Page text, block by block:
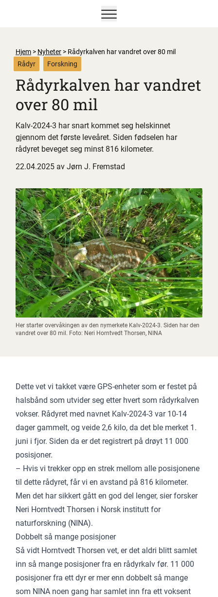
Vis/skjul hovedmeny
Hjem > Nyheter > Rådyrkalven har vandret over 80 mil
Rådyr
Forskning
Rådyrkalven har vandret
over 80 mil
Kalv-2024-3 har snart kommet seg helskinnet
gjennom det første leveåret. Siden fødselen har
rådyret beveget seg minst 816 kilometer.
22.04.2025 av Jørn J. Fremstad
Her starter overvåkingen av den nymerkete Kalv-2024-3. Siden har den
vandret over 80 mil. Foto: Neri Horntvedt Thorsen, NINA
Dette vet vi takket være GPS-enheter som er festet på
halsbånd som utvider seg etter hvert som rådyrkalven
vokser. Rådyret med navnet Kalv-2024-3 var 10-14
dager gammelt, og veide 2,6 kilo, da det ble merket 1.
juni i fjor. Siden da er det registrert på drøyt 11 000
posisjoner.
– Hvis vi trekker opp en strek mellom alle posisjonene
til dette rådyret, får vi en avstand på 816 kilometer.
Men det har sikkert gått en god del lenger, sier forsker
Neri Horntvedt Thorsen i Norsk institutt for
naturforskning (NINA).
Dobbelt så mange posisjoner
Så vidt Horntvedt Thorsen vet, er det aldri blitt samlet
inn så mange posisjoner fra en rådyrkalv før. 11 000
posisjoner fra ett dyr er mer enn dobbelt så mange
som NINA noen gang har samlet inn fra ett voksent